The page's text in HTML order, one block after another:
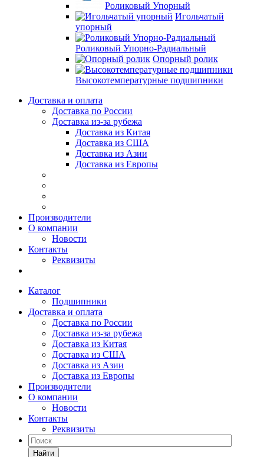
Роликовый Упорный
Игольчатый
упорный
Роликовый Упорно-Радиальный
Опорный ролик
Высокотемпературные подшипники
Доставка и оплата
Доставка по России
Доставка из-за рубежа
Доставка из Китая
Доставка из США
Доставка из Азии
Доставка из Европы
Производители
О компании
Новости
Контакты
Реквизиты
Каталог
Подшипники
Доставка и оплата
Доставка по России
Доставка из-за рубежа
Доставка из Китая
Доставка из США
Доставка из Азии
Доставка из Европы
Производители
О компании
Новости
Контакты
Реквизиты
Найти